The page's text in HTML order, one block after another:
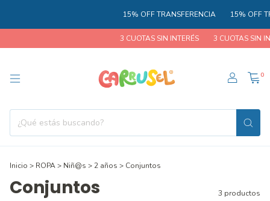
15% OFF TRANSFERENCIA 15% OFF
3 CUOTAS SIN INTERÉS 3 CUOTAS SIN
0
Inicio > ROPA> Niñ@s >2 años > Conjuntos
Conjuntos 3 productos